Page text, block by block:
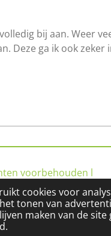
cookies voor
tonen van
maken van de site
bij aan. Weer
Deze ga ik ook zeker
voorbehouden l
Deurne/